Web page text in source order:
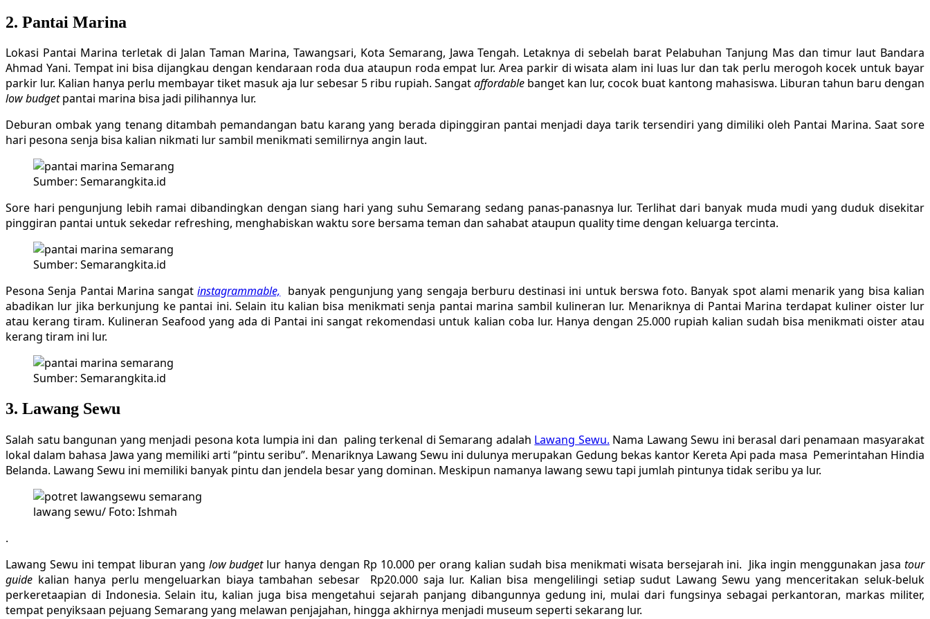
2. Pantai Marina
Lokasi Pantai Marina terletak di Jalan Taman Marina, Tawangsari, Kota Semarang, Jawa Tengah. Letaknya di sebelah barat Pelabuhan Tanjung Mas dan timur laut Bandara
Ahmad Yani. Tempat ini bisa dijangkau dengan kendaraan roda dua ataupun roda empat lur. Area parkir di wisata alam ini luas lur dan tak perlu merogoh kocek untuk bayar
parkir lur. Kalian hanya perlu membayar tiket masuk aja lur sebesar 5 ribu rupiah. Sangataffordable banget kan lur, cocok buat kantong mahasiswa. Liburan tahun baru dengan
low budgetpantai marina bisa jadi pilihannya lur.
Deburan ombak yang tenang ditambah pemandangan batu karang yang berada dipinggiran pantai menjadi daya tarik tersendiri yang dimiliki oleh Pantai Marina. Saat sore
hari pesona senja bisa kalian nikmati lur sambil menikmati semilirnya angin laut.
Sumber: Semarangkita.id
Sore hari pengunjung lebih ramai dibandingkan dengan siang hari yang suhu Semarang sedang panas-panasnya lur. Terlihat dari banyak muda mudi yang duduk disekitar
pinggiran pantai untuk sekedar refreshing, menghabiskan waktu sore bersama teman dan sahabat ataupun quality time dengan keluarga tercinta.
Sumber: Semarangkita.id
Pesona Senja Pantai Marina sangatinstagrammable, banyak pengunjung yang sengaja berburu destinasi ini untuk berswa foto. Banyak spot alami menarik yang bisa kalian
abadikan lur jika berkunjung ke pantai ini. Selain itu kalian bisa menikmati senja pantai marina sambil kulineran lur. Menariknya di Pantai Marina terdapat kuliner oister lur
atau kerang tiram. Kulineran Seafood yang ada di Pantai ini sangat rekomendasi untuk kalian coba lur. Hanya dengan 25.000 rupiah kalian sudah bisa menikmati oister atau
kerang tiram ini lur.
Sumber: Semarangkita.id
3. Lawang Sewu
Salah satu bangunan yang menjadi pesona kota lumpia ini dan paling terkenal di Semarang adalah Lawang Sewu. Nama Lawang Sewu ini berasal dari penamaan masyarakat
lokal dalam bahasa Jawa yang memiliki arti “pintu seribu”. Menariknya Lawang Sewu ini dulunya merupakan Gedung bekas kantor Kereta Api pada masa Pemerintahan Hindia
Belanda. Lawang Sewu ini memiliki banyak pintu dan jendela besar yang dominan. Meskipun namanya lawang sewu tapi jumlah pintunya tidak seribu ya lur.
lawang sewu/ Foto: Ishmah
.
Lawang Sewu ini tempat liburan yang low budgetlur hanya dengan Rp 10.000 per orang kalian sudah bisa menikmati wisata bersejarah ini. Jika ingin menggunakan jasa tour
guide kalian hanya perlu mengeluarkan biaya tambahan sebesar Rp20.000 saja lur. Kalian bisa mengelilingi setiap sudut Lawang Sewu yang menceritakan seluk-beluk
perkeretaapian di Indonesia. Selain itu, kalian juga bisa mengetahui sejarah panjang dibangunnya gedung ini, mulai dari fungsinya sebagai perkantoran, markas militer,
tempat penyiksaan pejuang Semarang yang melawan penjajahan, hingga akhirnya menjadi museum seperti sekarang lur.